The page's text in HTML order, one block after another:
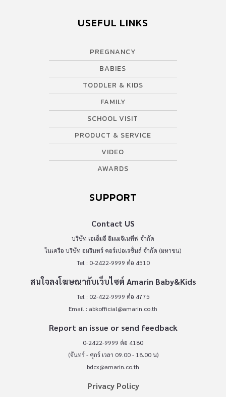
USEFUL LINKS
PREGNANCY
BABIES
TODDLER & KIDS
FAMILY
SCHOOL VISIT
PRODUCT & SERVICE
VIDEO
AWARDS
SUPPORT
Contact US
บริษัท เอเอ็มอี อิมเมจิเนทีฟ จำกัด
ในเครือ บริษัท อมรินทร์ คอร์เปอเรชั่นส์ จำกัด (มหาชน)
Tel : 0-2422-9999 ต่อ 4510
สนใจลงโฆษณากับเว็บไซต์ Amarin Baby&Kids
Tel : 02-422-9999 ต่อ 4775
Email : abkofficial@amarin.co.th
Report an issue or send feedback
0-2422-9999 ต่อ 4180
(จันทร์ - ศุกร์ เวลา 09.00 - 18.00 น)
bdcx@amarin.co.th
Privacy Policy